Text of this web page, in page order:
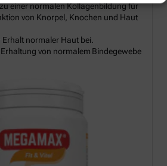
einer normalen Kollagenbildung für
von Knorpel, Knochen und Haut
normaler Haut bei.
von normalem Bindegewebe